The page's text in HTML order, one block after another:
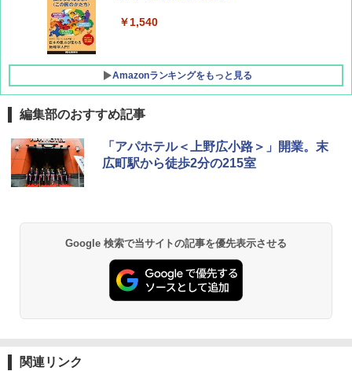
￥1,500
￥1,540
Amazonランキングをもっと見る
[キャンパーズコレクション 山善] ポップアッ
プテント 傘みたいに広げて畳める パッとサ
ッとサンシェード キューブ フルクローズ メ
￥6,832
PYKES PEAK (パイクスピーク) 着替えテン
ト プライバシー テント 【中が透けない】 1
人用 折りたたみ 防災グッズ 災害用トイレ ビ
易 トイレテント (オリーブ)
BUNDOK(バンドック)ソロ ドーム 1 EX BDK
-08EX カーキ ソロキャンプ ポリエステル フ
レーム テント
GRANDOOR ステンレス保冷剤 2個セット 2
コンパクト 保冷力長持ち
編集部のおすすめ記事
「アパホテル＜上野広小路＞」開業。末
広町駅から徒歩2分の215室
Google 検索で当サイトの記事を優先表示させる
関連リンク